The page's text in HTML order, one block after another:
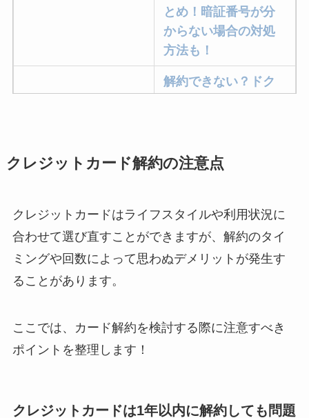
とめ！暗証番号が分
からない場合の対処
方法も！
解約できない？ドク
解約方法まとめ！契
どうなる？
レミノの解約方法ま
とめ！最短手続きや
ユンス美容液の解約
クレジットカード解約の注意点
クレジットカードはライフスタイルや利用状況に
合わせて選び直すことができますが、解約のタイ
ミングや回数によって思わぬデメリットが発生す
ることがあります。
ここでは、カード解約を検討する際に注意すべき
ポイントを整理します！
クレジットカードは1年以内に解約しても問題